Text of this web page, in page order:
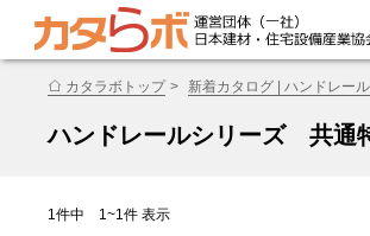
カタラボトップ 新着カタログ | ハンドレー
ハンドレールシリーズ 共通
1件中 1~1件 表示